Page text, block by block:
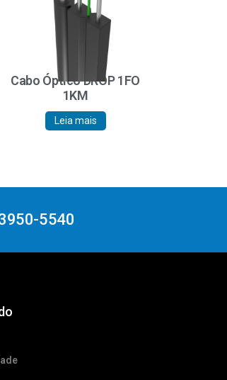
Cabo Óptico DROP 1FO
1KM
Leia mais
5540